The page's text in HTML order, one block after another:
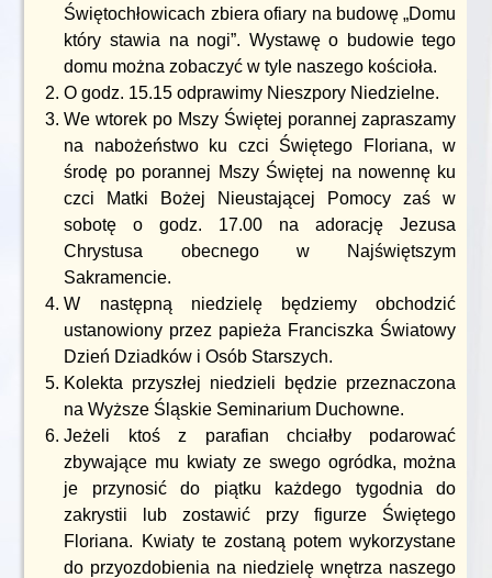
Świętochłowicach zbiera ofiary na budowę „Domu
który stawia na nogi”. Wystawę o budowie tego
domu można zobaczyć w tyle naszego kościoła.
O godz. 15.15 odprawimy Nieszpory Niedzielne.
We wtorek po Mszy Świętej porannej zapraszamy
na nabożeństwo ku czci Świętego Floriana, w
środę po porannej Mszy Świętej na nowennę ku
czci Matki Bożej Nieustającej Pomocy zaś w
sobotę o godz. 17.00 na adorację Jezusa
Chrystusa obecnego w Najświętszym
Sakramencie.
W następną niedzielę będziemy obchodzić
ustanowiony przez papieża Franciszka Światowy
Dzień Dziadków i Osób Starszych.
Kolekta przyszłej niedzieli będzie przeznaczona
na Wyższe Śląskie Seminarium Duchowne.
Jeżeli ktoś z parafian chciałby podarować
zbywające mu kwiaty ze swego ogródka, można
je przynosić do piątku każdego tygodnia do
zakrystii lub zostawić przy figurze Świętego
Floriana. Kwiaty te zostaną potem wykorzystane
do przyozdobienia na niedzielę wnętrza naszego